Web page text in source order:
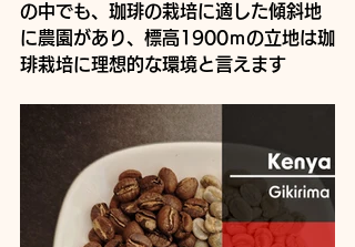
の中でも、珈琲の栽培に適した傾斜地
に農園があり、標高1900ｍの立地は珈
琲栽培に理想的な環境と言えます